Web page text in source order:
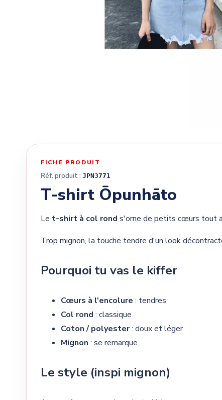
FICHE PRODUIT
Réf. produit : JPN3771
T-shirt Ōpunhāto
Le t-shirt à col rond s'orne de petits cœurs tout
Trop mignon, la touche tendre d'un look
Pourquoi tu vas le kiffer
Cœurs à l'encolure : tendres
Col rond : classique
Coton / polyester: doux et léger
Mignon : se remarque
Le style (inspi mignon)